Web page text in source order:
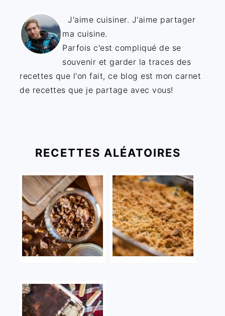
J'aime cuisiner. J'aime partager
ma cuisine.
Parfois c'est compliqué de se
souvenir et garder la traces des
recettes que l'on fait, ce blog est mon carnet
de recettes que je partage avec vous!
RECETTES ALÉATOIRES